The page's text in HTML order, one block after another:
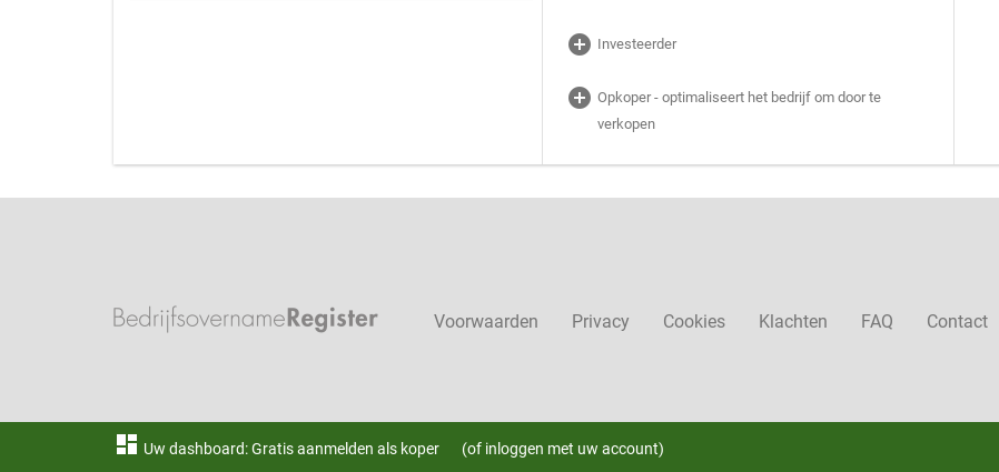
add_circle Investeerder
add_circle Opkoper - optimaliseert het bedrijf om door te
verkopen
dashboard Uw dashboard: Gratis aanmelden als koper (of inloggen met uw account)
Voorwaarden Privacy Cookies Klachten FAQ Contact
®BedrijfsovernameRegister